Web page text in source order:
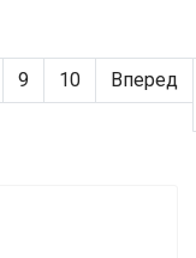
9 10 Вперед